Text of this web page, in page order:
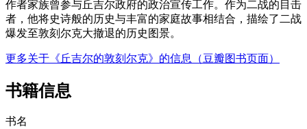
作者家族曾参与丘吉尔政府的政治宣传工作。作为二战的目击
者，他将史诗般的历史与丰富的家庭故事相结合，描绘了二战
爆发至敦刻尔克大撤退的历史图景。
更多关于《丘吉尔的敦刻尔克》的信息（豆瓣图书页面）
书籍信息
书名